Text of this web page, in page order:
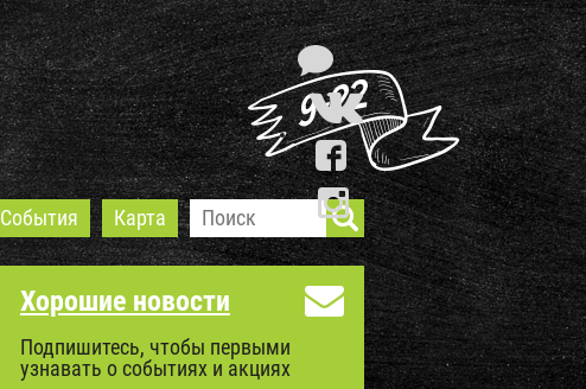
События Карта
Хорошие новости
Подпишитесь, чтобы первыми
узнавать о событиях и акциях